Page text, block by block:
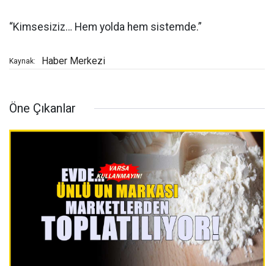
“Kimsesiziz… Hem yolda hem sistemde.”
Kaynak: Haber Merkezi
Öne Çıkanlar